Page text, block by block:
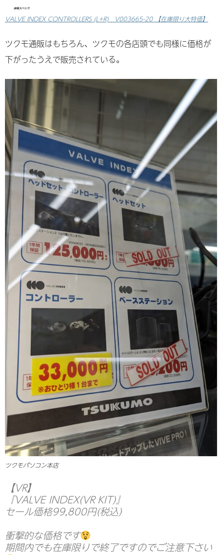
VALVE INDEX CONTROLLERS (L+R) V003665-20 【在庫限り大特価】
ツクモ通販はもちろん、ツクモの各店頭でも同様に価格が
下がったうえで販売されている。
ツクモパソコン本店
【VR】
『VALVE INDEX(VR KIT)』
セール価格99,800円(税込)
衝撃的な価格です
期間内でも在庫限りで終了ですのでご注意下さい